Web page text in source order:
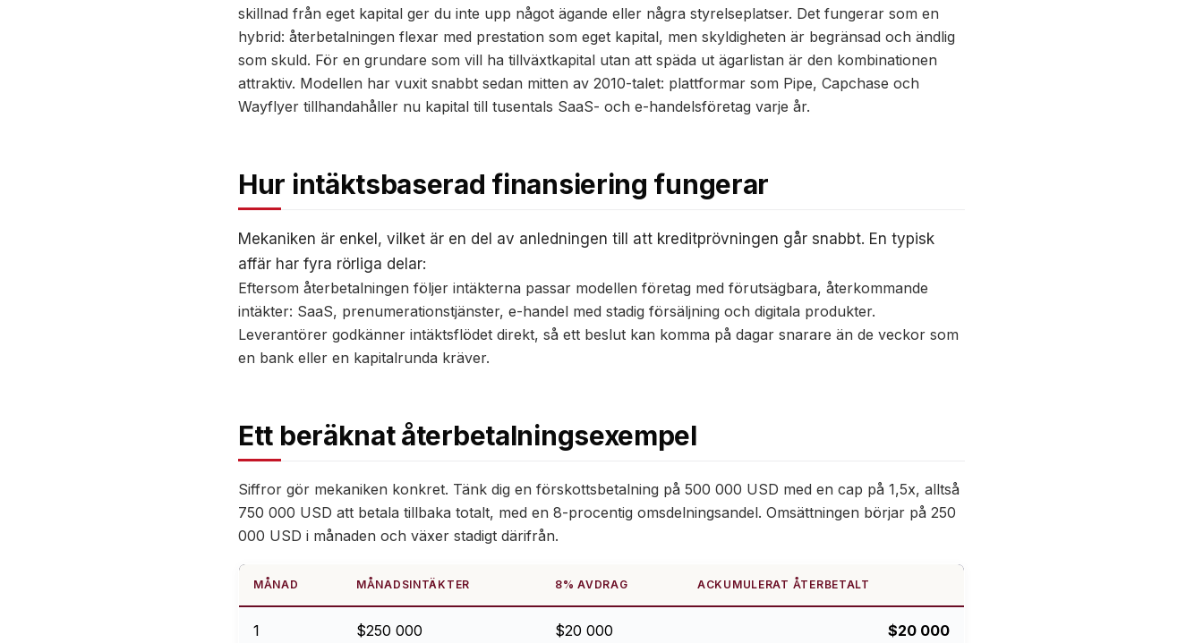
skillnad från eget kapital ger du inte upp något ägande eller några styrelseplatser. Det fungerar som en
hybrid: återbetalningen flexar med prestation som eget kapital, men skyldigheten är begränsad och ändlig
som skuld. För en grundare som vill ha tillväxtkapital utan att späda ut ägarlistan är den kombinationen
attraktiv. Modellen har vuxit snabbt sedan mitten av 2010-talet: plattformar som Pipe, Capchase och
Wayflyer tillhandahåller nu kapital till tusentals SaaS- och e-handelsföretag varje år.
Hur intäktsbaserad finansiering fungerar
Mekaniken är enkel, vilket är en del av anledningen till att kreditprövningen går snabbt. En typisk
affär har fyra rörliga delar:
Eftersom återbetalningen följer intäkterna passar modellen företag med förutsägbara, återkommande
intäkter: SaaS, prenumerationstjänster, e-handel med stadig försäljning och digitala produkter.
Leverantörer godkänner intäktsflödet direkt, så ett beslut kan komma på dagar snarare än de veckor som
en bank eller en kapitalrunda kräver.
Ett beräknat återbetalningsexempel
Siffror gör mekaniken konkret. Tänk dig en förskottsbetalning på 500 000 USD med en cap på 1,5x, alltså
750 000 USD att betala tillbaka totalt, med en 8-procentig omsdelningsandel. Omsättningen börjar på 250
000 USD i månaden och växer stadigt därifrån.
MÅNAD MÅNADSINTÄKTER 8% AVDRAG ACKUMULERAT ÅTERBETALT
1 $250 000 $20 000 $20 000